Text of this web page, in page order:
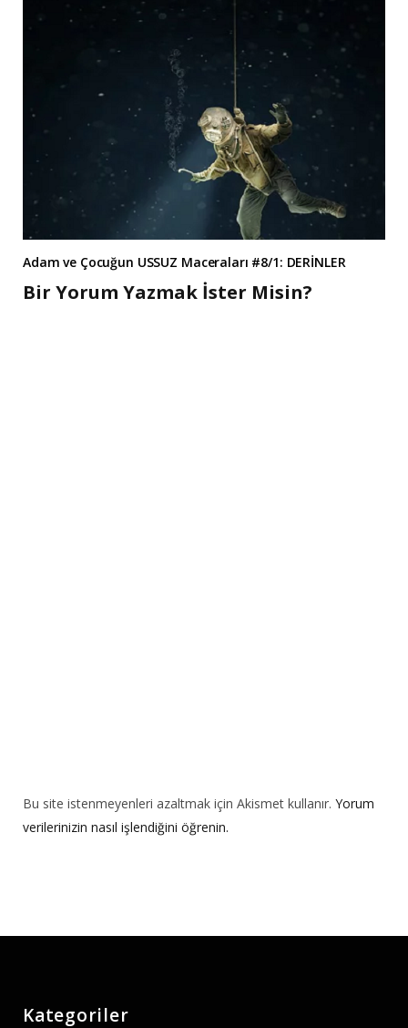
Adam ve Çocuğun USSUZ Maceraları #8/1: DERİNLER
Bir Yorum Yazmak İster Misin?
Bu site istenmeyenleri azaltmak için Akismet kullanır. Yorum
verilerinizin nasıl işlendiğini öğrenin.
Kategoriler